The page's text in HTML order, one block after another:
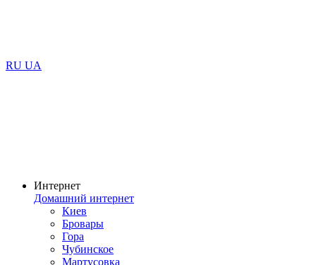
RU UA
Интернет
Домашний интернет
Киев
Бровары
Гора
Чубинское
Мартусовка